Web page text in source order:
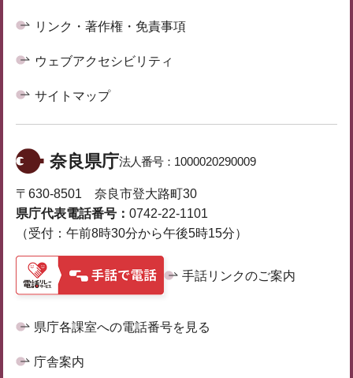
リンク・著作権・免責事項
ウェブアクセシビリティ
サイトマップ
奈良県庁法人番号： 1000020290009
〒630-8501 奈良市登大路町30
県庁代表電話番号： 0742-22-1101
（受付：午前8時30分から午後5時15分）
手話リンクのご案内
県庁各課室への電話番号を見る
庁舎案内